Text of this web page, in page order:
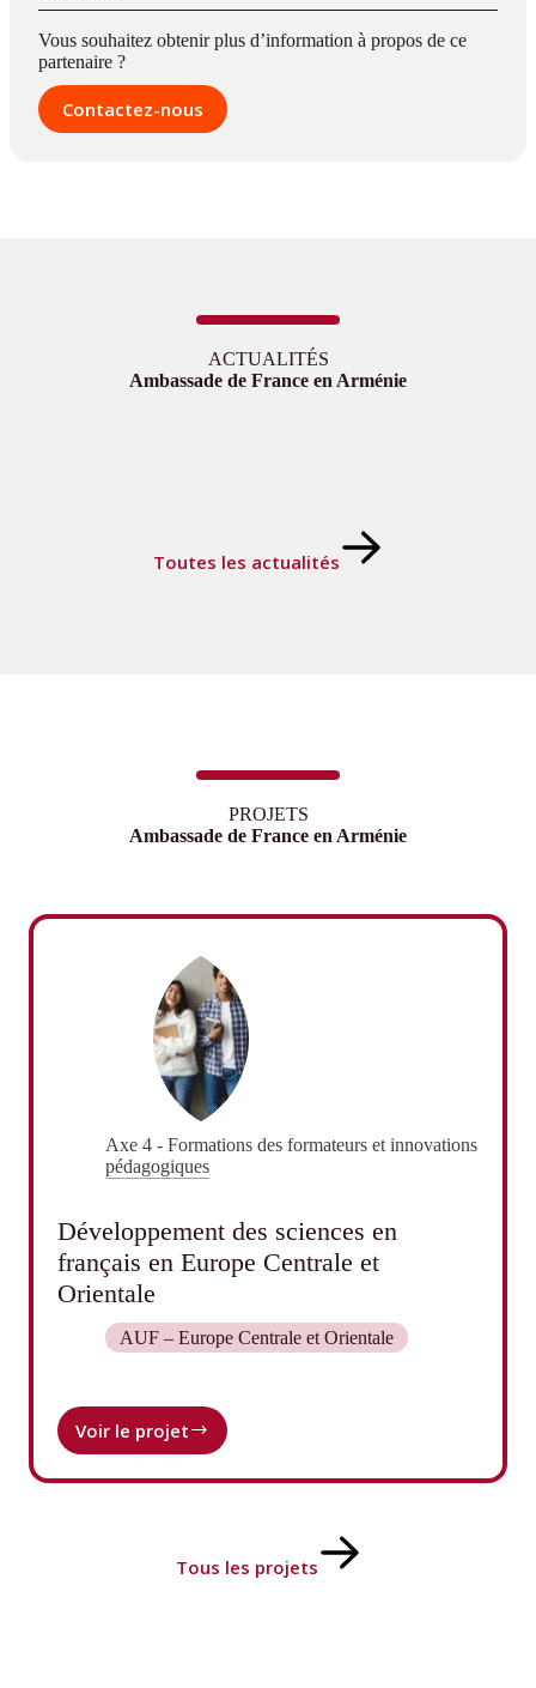
Vous souhaitez obtenir plus d’information à propos de ce
partenaire ?
Contactez-nous
ACTUALITÉS
Ambassade de France en Arménie
Toutes les actualités
PROJETS
Ambassade de France en Arménie
Axe 4 - Formations des formateurs et innovations
pédagogiques
Développement des sciences en
français en Europe Centrale et
Orientale
AUF – Europe Centrale et Orientale
Voir le projetDéveloppement
sciences
Tous les projets